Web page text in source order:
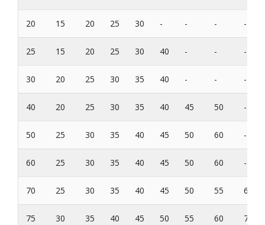
20 15 20 25 30 - - - -
25 15 20 25 30 40 - - -
30 20 25 30 35 40 - - -
40 20 25 30 35 40 45 50 -
50 25 30 35 40 45 50 60 -
60 25 30 35 40 45 50 60 -
70 25 30 35 40 45 50 55 60
75 30 35 40 45 50 55 60 70